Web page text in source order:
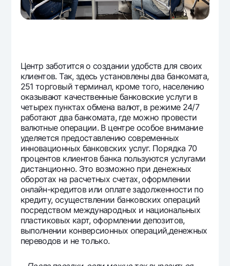
Центр заботится о создании удобств для своих
клиентов. Так, здесь установлены два банкомата,
251 торговый терминал, кроме того, населению
оказывают качественные банковские услуги в
четырех пунктах обмена валют, в режиме 24/7
работают два банкомата, где можно провести
валютные операции. В центре особое внимание
уделяется предоставлению современных
инновационных банковских услуг. Порядка 70
процентов клиентов банка пользуются услугами
дистанционно. Это возможно при денежных
оборотах на расчетных счетах, оформлении
онлайн-кредитов или оплате задолженности по
кредиту, осуществлении банковских операций
посредством международных и национальных
пластиковых карт, оформлении депозитов,
выполнении конверсионных операций,денежных
переводов и не только.